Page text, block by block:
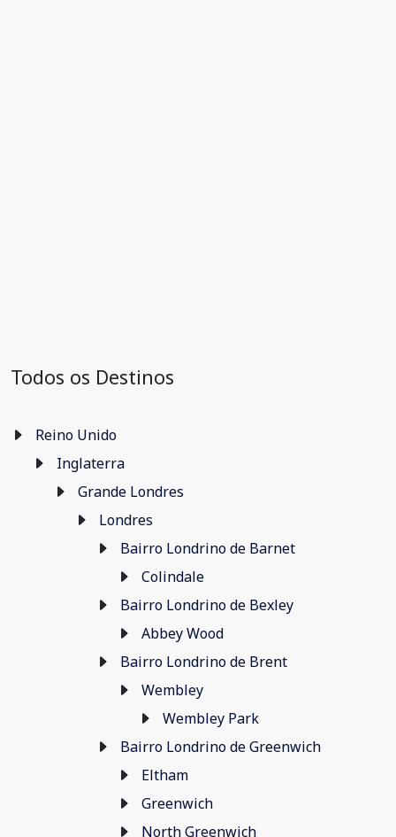
Todos os Destinos
Reino Unido
Inglaterra
Grande Londres
Londres
Bairro Londrino de Barnet
Colindale
Bairro Londrino de Bexley
Abbey Wood
Bairro Londrino de Brent
Wembley
Wembley Park
Bairro Londrino de Greenwich
Eltham
Greenwich
North Greenwich